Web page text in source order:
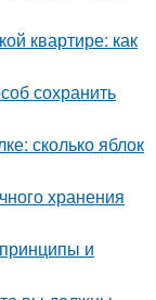
квартире: как
сохранить
сколько яблок
хранения
и